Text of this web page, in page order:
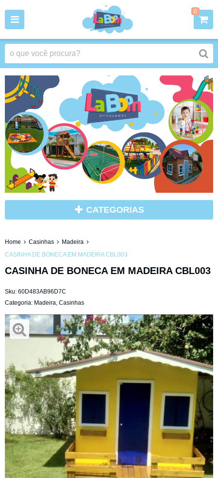
0
CATEGORIAS
Home Casinhas
Madeira
CASINHA DE BONECA EM MADEIRA CBL003
CASINHA DE BONECA EM MADEIRA CBL003
Sku: 60D483AB96D7C
Categoria: Madeira, Casinhas